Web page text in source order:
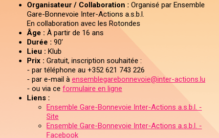
Organisateur / Collaboration : Organisé par Ensemble
Gare-Bonnevoie Inter-Actions a.s.b.l.
En collaboration avec les Rotondes
Âge : À partir de 16 ans
Durée : 90’
Lieu : Klub
Prix : Gratuit, inscription souhaitée :
- par téléphone au +352 621 743 226
- par e-mail à ensemblegarebonnevoie@inter-actions.lu
- ou via ce formulaire en ligne
Liens :
Ensemble Gare-Bonnevoie Inter-Actions a.s.b.l. -
Site
Ensemble Gare-Bonnevoie Inter-Actions a.s.b.l. -
Facebook